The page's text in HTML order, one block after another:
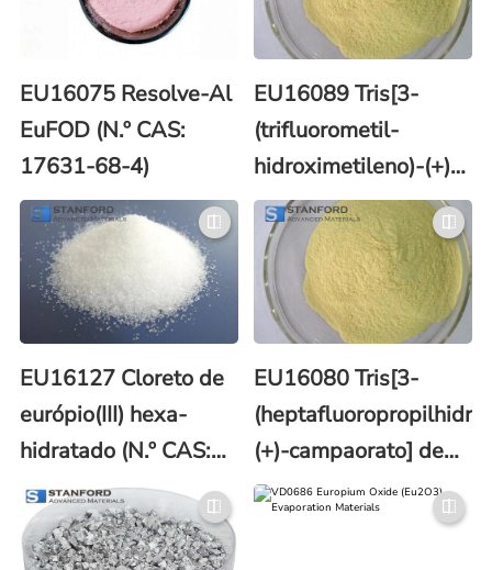
EU16075 Resolve-Al
EuFOD (N.º CAS:
17631-68-4)
EU16089 Tris[3-
(trifluorometil-
hidroximetileno)-(+)-
canforato] de európio
(N.º CAS: 34830-11-
0)
EU16127 Cloreto de
európio(III) hexa-
hidratado (N.º CAS:
13759-92-7)
EU16080 Tris[3-
(+)-campaorato] de
európio (N.º CAS:
34788-82-4)